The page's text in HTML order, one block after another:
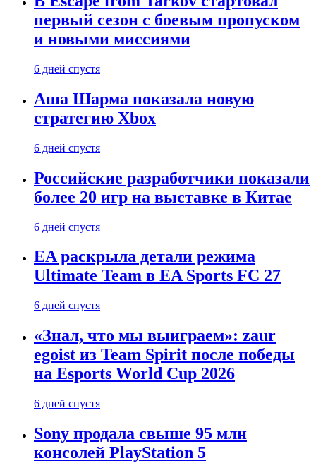
первый сезон с боевым пропуском
и новыми миссиями
6 дней спустя
Аша Шарма показала новую
стратегию Xbox
6 дней спустя
Российские разработчики показали
более 20 игр на выставке в Китае
6 дней спустя
EA раскрыла детали режима
Ultimate Team в EA Sports FC 27
6 дней спустя
«Знал, что мы выиграем»: zaur
egoist из Team Spirit после победы
на Esports World Cup 2026
6 дней спустя
Sony продала свыше 95 млн
консолей PlayStation 5